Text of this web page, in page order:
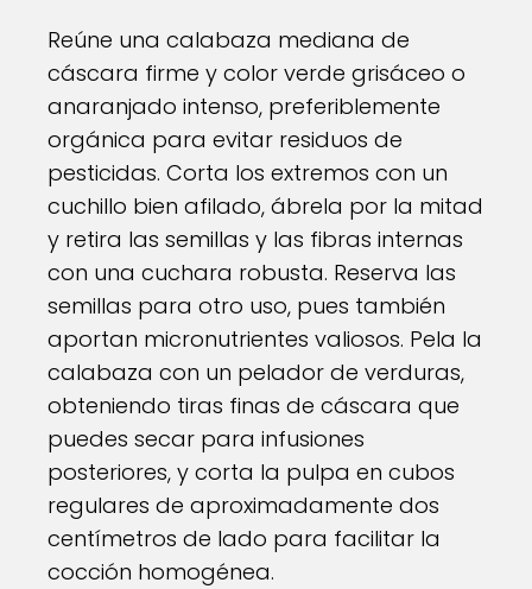
Reúne una calabaza mediana de
cáscara firme y color verde grisáceo o
anaranjado intenso, preferiblemente
orgánica para evitar residuos de
pesticidas. Corta los extremos con un
cuchillo bien afilado, ábrela por la mitad
y retira las semillas y las fibras internas
con una cuchara robusta. Reserva las
semillas para otro uso, pues también
aportan micronutrientes valiosos. Pela la
calabaza con un pelador de verduras,
obteniendo tiras finas de cáscara que
puedes secar para infusiones
posteriores, y corta la pulpa en cubos
regulares de aproximadamente dos
centímetros de lado para facilitar la
cocción homogénea.